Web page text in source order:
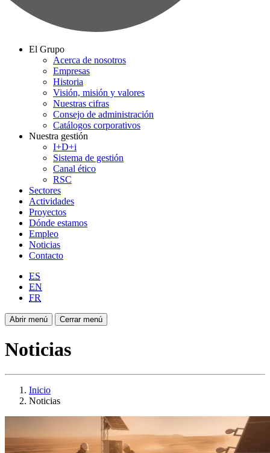
El Grupo
Acerca de nosotros
Empresas
Historia
Visión, misión y valores
Nuestras cifras
Consejo de administración
Catálogos corporativos
Nuestra gestión
I+D+i
Sistema de gestión
Canal ético
RSC
Sectores
Actividades
Proyectos
Dónde estamos
Empleo
Noticias
Contacto
ES
EN
FR
Abrir menú Cerrar menú
Noticias
Inicio
Noticias